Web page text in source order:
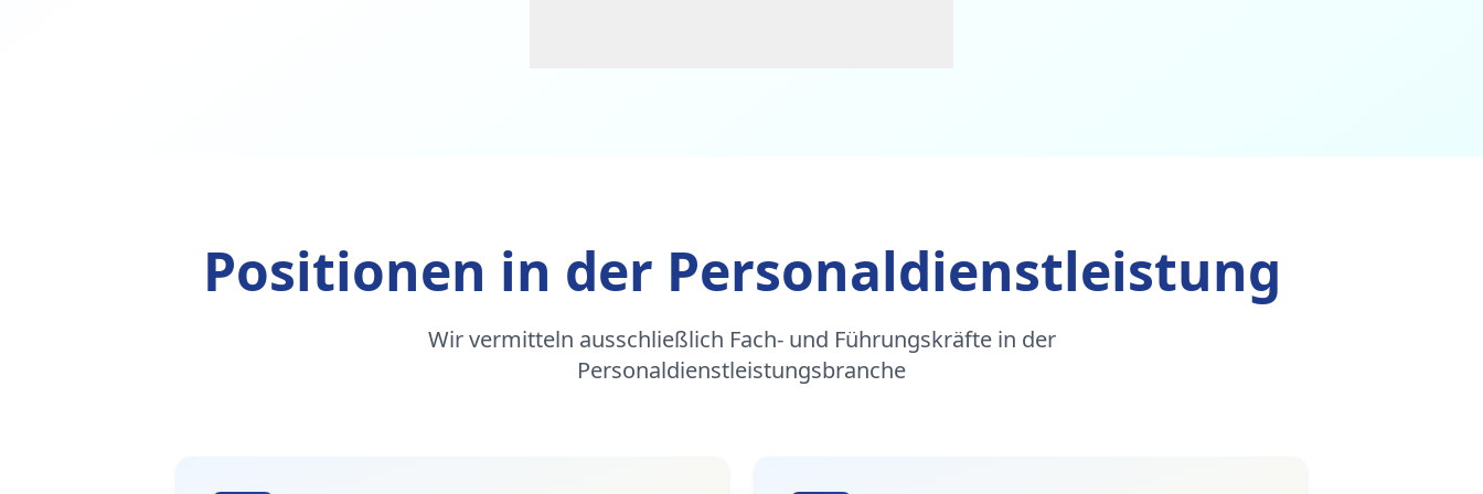
Positionen in der Personaldienstleistung
Wir vermitteln ausschließlich Fach- und Führungskräfte in der
Personaldienstleistungsbranche